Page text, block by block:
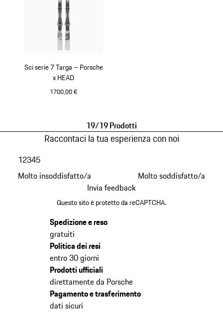
Sci serie 7 Targa – Porsche
x HEAD
1700,00 €
19/19 Prodotti
Raccontaci la tua esperienza con noi
Molto insoddisfatto/a
12345
Molto soddisfatto/a
Invia feedback
Questo sito è protetto da reCAPTCHA.
Spedizione e reso
gratuiti
Politica dei resi
entro 30 giorni
Prodotti ufficiali
direttamente da Porsche
Pagamento e trasferimento
dati sicuri